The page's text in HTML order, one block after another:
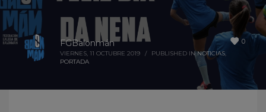
0
FGBalonmán
VIERNES, 11 OCTUBRE 2019 / PUBLISHED INNOTICIAS,
PORTADA